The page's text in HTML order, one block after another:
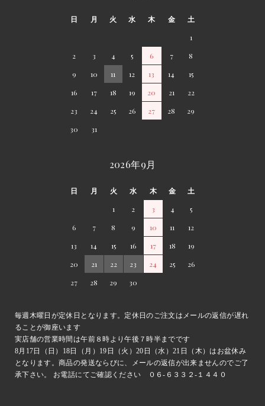
日 月 火 水 木 金
土
1
2
3 4 5 6 7
8
9
10 11 12 13 14
15
16
17 18 19 20 21
22
23
24 25 26 27 28
29
30
31
2026年9月
日 月 火 水 木 金
土
1
2 3 4
5
6
7 8 9 10 11
12
13
14 15 16 17 18
19
20
21 22 23 24 25
26
27
28 29 30
毎週木曜日が定休日となります。定休日のご注文はメールの返信が遅れ
ることが御座います
実店舗の営業時間は午前８時より午後７時半までです
8月17日（日）18日（月）19日（火）20日（水）21日（木）はお盆休み
となります。商品の発送ならびに、メールの返信が出来ませんのでご了
承下さい。 お電話にてご確認ください ０６-６３３２-１４４０